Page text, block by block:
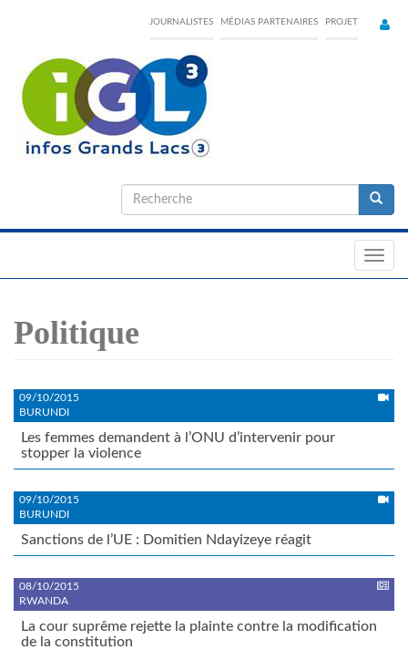
content
JOURNALISTES MÉDIAS PARTENAIRES PROJET
Formulaire
de
Politique
09/10/2015
BURUNDI
Les femmes demandent à l’ONU d’intervenir pour
stopper la violence
09/10/2015
BURUNDI
Sanctions de l’UE : Domitien Ndayizeye réagit
08/10/2015
RWANDA
La cour suprême rejette la plainte contre la modification
de la constitution